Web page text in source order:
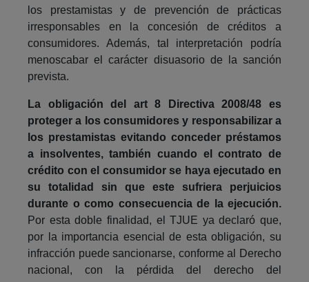
los prestamistas y de prevención de prácticas
irresponsables en la concesión de créditos a
consumidores. Además, tal interpretación podría
menoscabar el carácter disuasorio de la sanción
prevista.
La obligación del art 8 Directiva 2008/48 es
proteger a los consumidores y responsabilizar a
los prestamistas evitando conceder préstamos
a insolventes, también cuando el contrato de
crédito con el consumidor se haya ejecutado en
su totalidad sin que este sufriera perjuicios
durante o como consecuencia de la ejecución.
Por esta doble finalidad, el TJUE ya declaró que,
por la importancia esencial de esta obligación, su
infracción puede sancionarse, conforme al Derecho
nacional, con la pérdida del derecho del